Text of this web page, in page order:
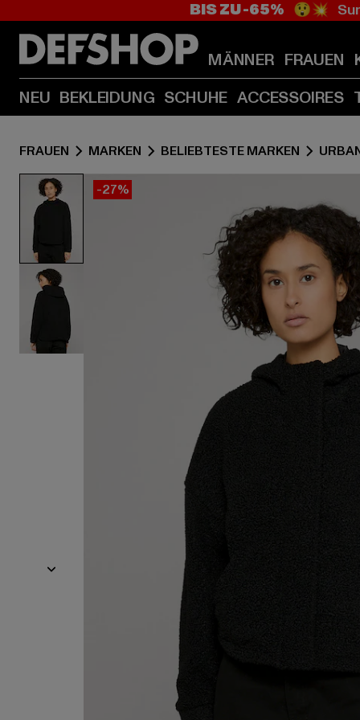
BIS ZU -65% 😲💥
MÄNNER FRAUEN
NEU BEKLEIDUNG SCHUHE ACCESSOIRES
FRAUEN MARKEN BELIEBTESTE MARKEN
-27%